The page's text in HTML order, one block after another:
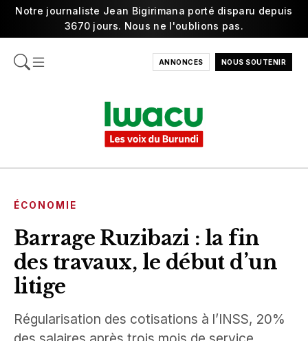
Notre journaliste Jean Bigirimana porté disparu depuis
3670 jours. Nous ne l'oublions pas.
ANNONCES NOUS SOUTENIR
ÉCONOMIE
Barrage Ruzibazi : la fin
des travaux, le début d’un
litige
Régularisation des cotisations à l’INSS, 20%